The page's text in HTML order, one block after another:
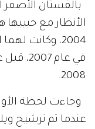
بالفستان
الأنظار مع
2004، وكانت
في عام
2008.
عندما تم ترشيح